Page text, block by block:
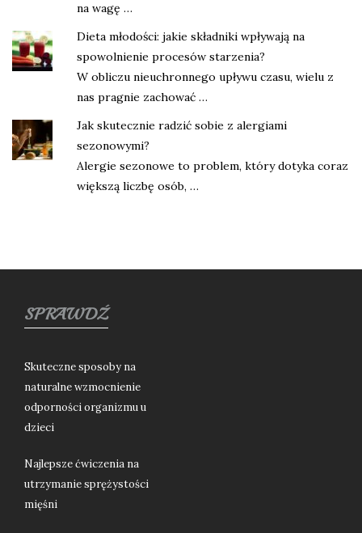
na wagę …
Dieta młodości: jakie składniki wpływają na
spowolnienie procesów starzenia?
W obliczu nieuchronnego upływu czasu, wielu z
nas pragnie zachować …
Jak skutecznie radzić sobie z alergiami
sezonowymi?
Alergie sezonowe to problem, który dotyka coraz
większą liczbę osób, …
SPRAWDŹ
Skuteczne sposoby na
naturalne wzmocnienie
odporności organizmu u
dzieci
Najlepsze ćwiczenia na
utrzymanie sprężystości
mięśni